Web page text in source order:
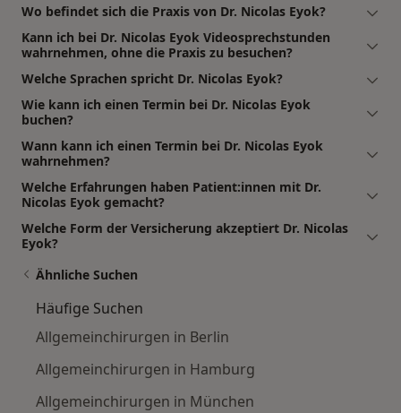
Wo befindet sich die Praxis von Dr. Nicolas Eyok?
Kann ich bei Dr. Nicolas Eyok Videosprechstunden
wahrnehmen, ohne die Praxis zu besuchen?
Welche Sprachen spricht Dr. Nicolas Eyok?
Wie kann ich einen Termin bei Dr. Nicolas Eyok
buchen?
Wann kann ich einen Termin bei Dr. Nicolas Eyok
wahrnehmen?
Welche Erfahrungen haben Patient:innen mit Dr.
Nicolas Eyok gemacht?
Welche Form der Versicherung akzeptiert Dr. Nicolas
Eyok?
Ähnliche Suchen
Häufige Suchen
Allgemeinchirurgen in Berlin
Allgemeinchirurgen in Hamburg
Allgemeinchirurgen in München